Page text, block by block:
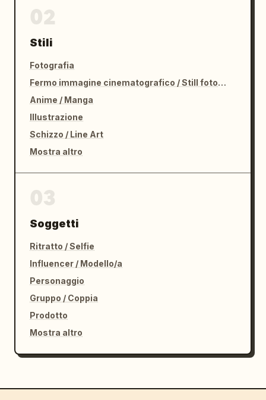
Stili
Fotografia
Fermo immagine cinematografico / Still fotografico
Anime / Manga
Illustrazione
Schizzo / Line Art
Mostra altro
Soggetti
Ritratto / Selfie
Influencer / Modello/a
Personaggio
Gruppo / Coppia
Prodotto
Mostra altro